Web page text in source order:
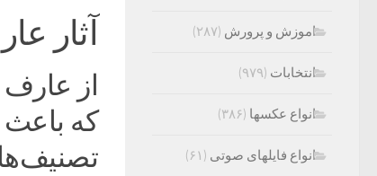
آثار
از
که
اموزش و پرورش (۲۸۷)
انتخابات (۹۷۹)
انواع عکسها (۳۸۶)
انواع فایلهای صوتی (۶۱)